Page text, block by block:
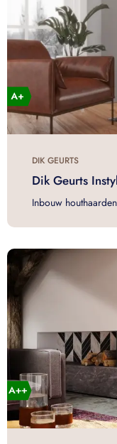
DIK GEURTS
Dik Geurts
Inbouw houthaarden